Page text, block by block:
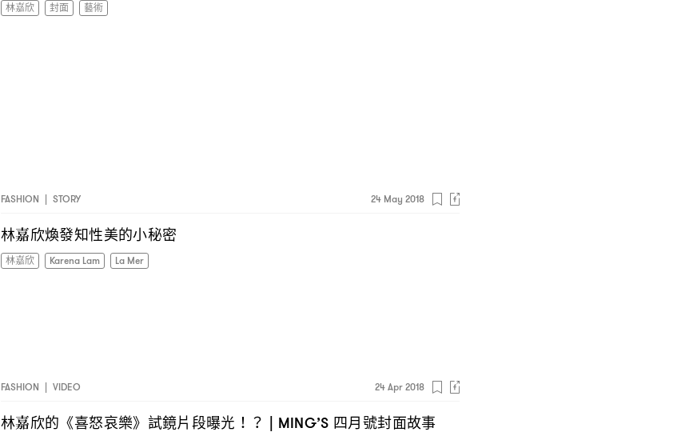
林嘉欣 封面 藝術
FASHION | STORY 24 May 2018
林嘉欣煥發知性美的小秘密
林嘉欣 Karena Lam La Mer
FASHION | VIDEO 24 Apr 2018
林嘉欣的《喜怒哀樂》試鏡片段曝光 ！？ | MING’S 四月號封面故事